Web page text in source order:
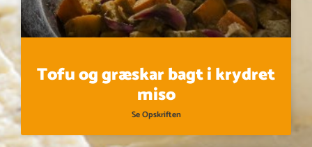
Tofu og græskar bagt i krydret
miso
Se Opskriften